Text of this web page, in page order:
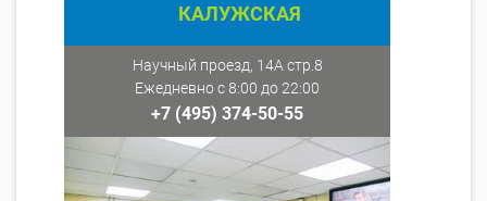
КАЛУЖСКАЯ
Научный проезд, 14А стр.8
Ежедневно с 8:00 до 22:00
+7 (495) 374-50-55